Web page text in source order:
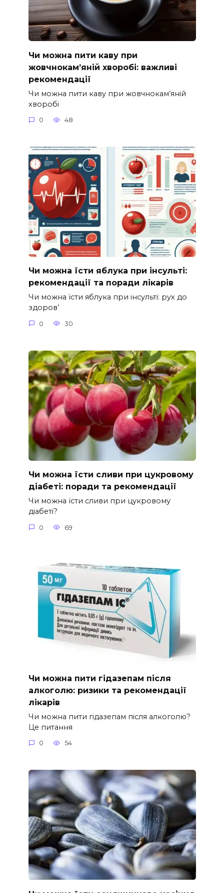
Чи можна пити каву при
жовчнокам’яній хворобі: важливі
рекомендації
Чи можна пити каву при жовчнокам’яній
хворобі
0 48
Чи можна їсти яблука при інсульті:
рекомендації та поради лікарів
Чи можна їсти яблука при інсульті: рух до
здоров’
0 30
Чи можна їсти сливи при цукровому
діабеті: поради та рекомендації
Чи можна їсти сливи при цукровому
діабеті?
0 69
Чи можна пити гідазепам після
алкоголю: ризики та рекомендації
лікарів
Чи можна пити гідазепам після алкоголю?
Це питання
0 54